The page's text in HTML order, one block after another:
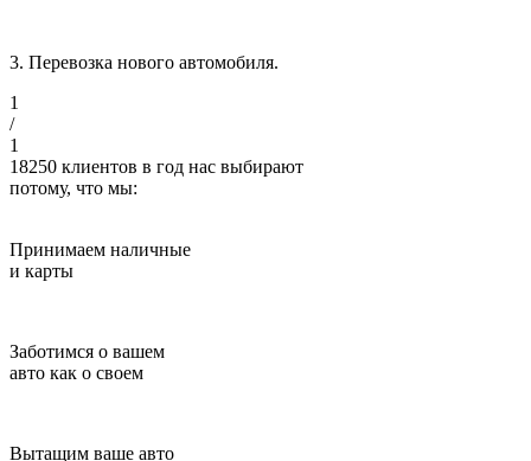
3. Перевозка нового автомобиля.
1
/
1
18250 клиентов в год нас выбирают
потому, что мы:
Принимаем наличные
и карты
Заботимся о вашем
авто как о своем
Вытащим ваше авто